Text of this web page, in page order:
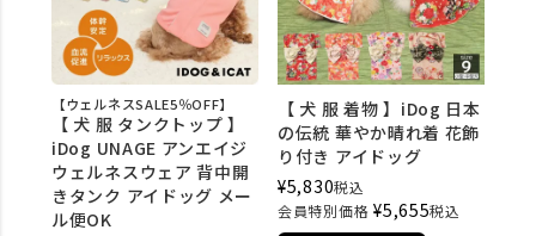
【ウェルネスSALE5％OFF】
【 犬 服 タンクトップ 】
iDog UNAGE アンエイジ
ウェルネスウェア 背中開
きタンク アイドッグ メー
ル便OK
【 犬 服 着物 】iDog 日本
の伝統 華やか晴れ着 花飾
り付き アイドッグ
¥5,830税込
会員特別価格 ¥5,655税込